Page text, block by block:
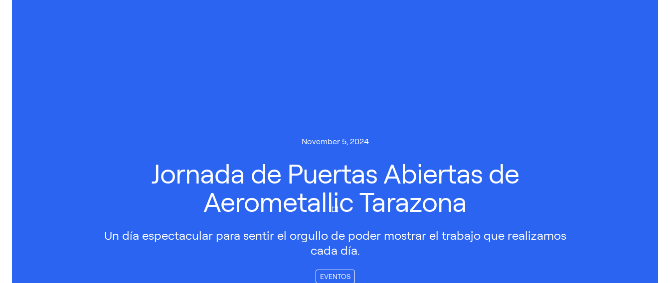
November 5, 2024
Jornada de Puertas Abiertas de
Aerometallic Tarazona
Un día espectacular para sentir el orgullo de poder mostrar el trabajo que realizamos
cada día.
EVENTOS